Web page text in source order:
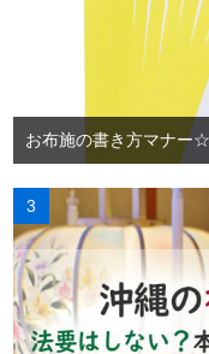
お布施の書き方マナー